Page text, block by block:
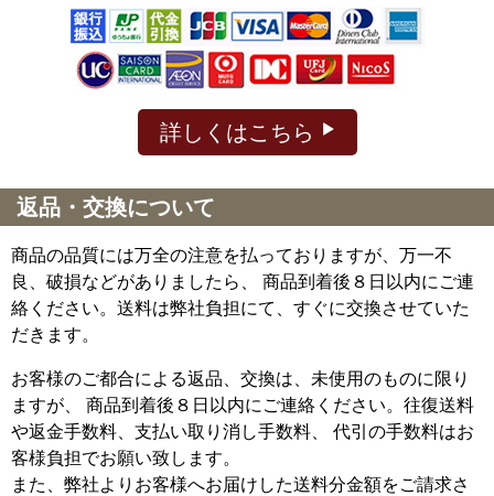
詳しくはこちら
返品・交換について
商品の品質には万全の注意を払っておりますが、万一不
良、破損などがありましたら、 商品到着後８日以内にご連
絡ください。送料は弊社負担にて、すぐに交換させていた
だきます。
お客様のご都合による返品、交換は、未使用のものに限り
ますが、
商品到着後８日以内にご連絡ください。往復送料
や返金手数料、支払い取り消し手数料、 代引の手数料はお
客様負担でお願い致します。
また、弊社よりお客様へお届けした送料分金額をご請求さ